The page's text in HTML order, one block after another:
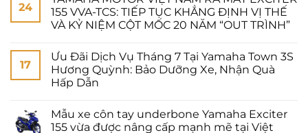
24
155 VVA-TCS: TIẾP TỤC KHẲNG ĐỊNH VỊ THẾ
VÀ KỶ NIỆM CỘT MỐC 20 NĂM “OUT TRÌNH”
17
Ưu Đãi Dịch Vụ Tháng 7 Tại Yamaha Town 3S
Hương Quỳnh: Bảo Dưỡng Xe, Nhận Quà
Hấp Dẫn
Mẫu xe côn tay underbone Yamaha Exciter
155 vừa được nâng cấp mạnh mẽ tại Việt